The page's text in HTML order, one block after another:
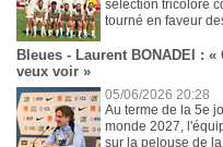
sélection tricolore
tourné en faveur
Bleues - Laurent BONADEI :
veux voir »
05/06/2026 20:28
Au terme de la 5e
monde 2027,
sur la pelouse de